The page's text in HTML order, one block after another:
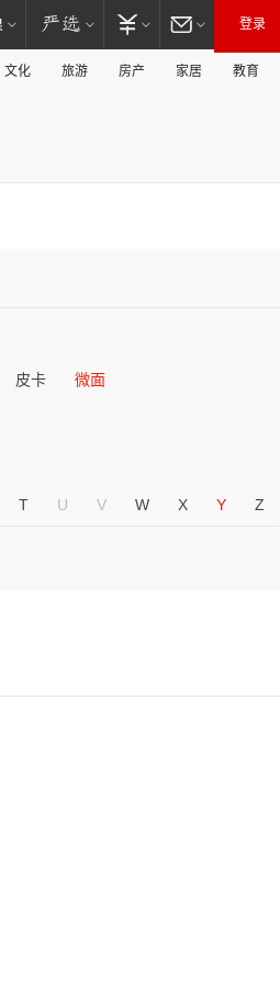
登录
文化 旅游 房产 家居 教育
皮卡 微面
T U V W X Y Z